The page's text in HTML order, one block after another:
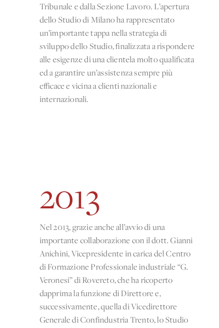
Tribunale e dalla Sezione Lavoro. L’apertura
dello Studio di Milano ha rappresentato
un’importante tappa nella strategia di
sviluppo dello Studio, finalizzata a rispondere
alle esigenze di una clientela molto qualificata
ed a garantire un’assistenza sempre più
efficace e vicina a clienti nazionali e
internazionali.
2013
Nel 2013, grazie anche all’avvio di una
importante collaborazione con il dott. Gianni
Anichini, Vicepresidente in carica del Centro
di Formazione Professionale industriale “G.
Veronesi” di Rovereto, che ha ricoperto
dapprima la funzione di Direttore e,
successivamente, quella di Vicedirettore
Generale di Confindustria Trento, lo Studio